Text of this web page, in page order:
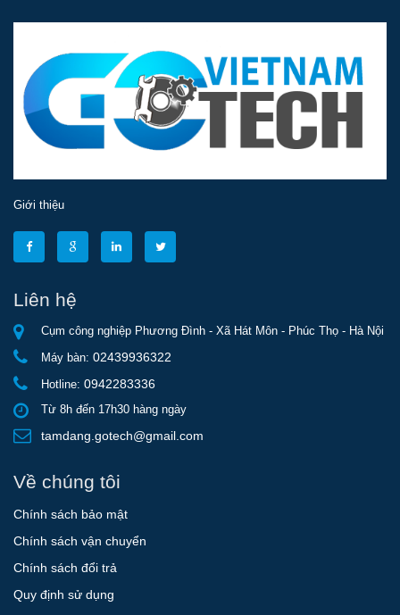
Giới thiệu
Liên hệ
Cụm công nghiệp Phương Đình - Xã Hát Môn - Phúc Thọ - Hà Nội
Máy bàn: 02439936322
Hotline: 0942283336
Từ 8h đến 17h30 hàng ngày
tamdang.gotech@gmail.com
Về chúng tôi
Chính sách bảo mật
Chính sách vận chuyển
Chính sách đổi trả
Quy định sử dụng